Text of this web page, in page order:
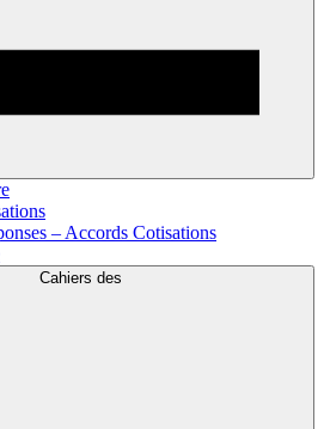
– Accords Cotisations
Cahiers des